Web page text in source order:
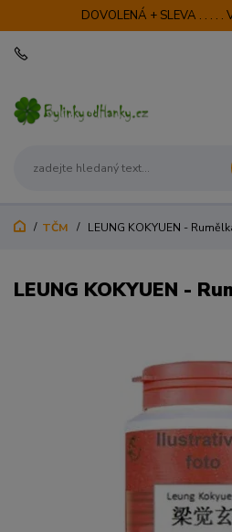
DOVOLENÁ + SLEVA . . . . .
TČM LEUNG KOKYUEN -
LEUNG KOKYUEN -